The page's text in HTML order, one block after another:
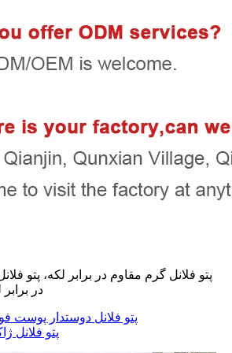
در
پتو فلانل دوستدار پوست
پتو فلانل